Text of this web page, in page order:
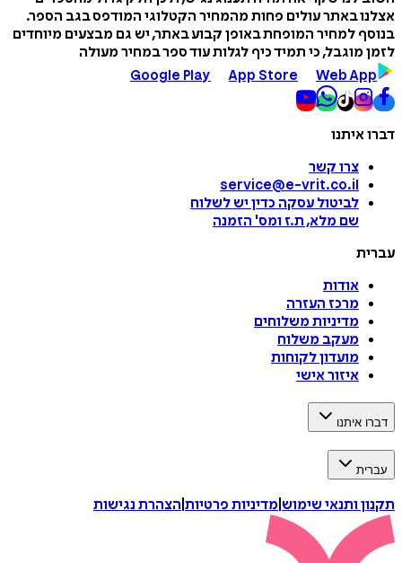
באתר עולים פחות מהמחיר הקטלוגי המודפס בגב הספר.
למחיר המופחת באופן קבוע באתר, יש גם מבצעים מיוחדים
מוגבל, כי תמיד כיף לגלות עוד ספר במחיר מעולה
Google Play
App Store Web
צרו קשר
service@e-vrit.co.il
לביטול עסקה כדין יש לשלוח
שם מלא, ת.ז ומס'הזמנה
אודות
מרכז העזרה
מדיניות משלוחים
מעקב משלוח
מועדון לקוחות
איזור אישי
איתנו
ותנאי שימוש|מדיניות פרטיות|הצהרת נגישות